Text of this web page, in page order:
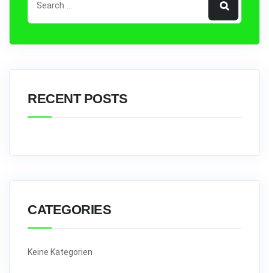
RECENT POSTS
CATEGORIES
Keine Kategorien